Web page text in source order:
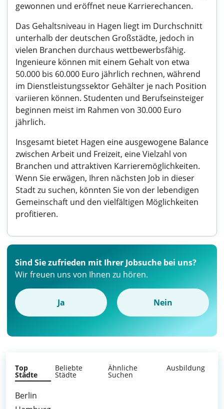
gewonnen und eröffnet neue Karrierechancen.
Das Gehaltsniveau in Hagen liegt im Durchschnitt
unterhalb der deutschen Großstädte, jedoch in
vielen Branchen durchaus wettbewerbsfähig.
Ingenieure können mit einem Gehalt von etwa
50.000 bis 60.000 Euro jährlich rechnen, während
im Dienstleistungssektor Gehälter je nach Position
variieren können. Studenten und Berufseinsteiger
beginnen meist im Rahmen von 30.000 Euro
jährlich.
Insgesamt bietet Hagen eine ausgewogene Balance
zwischen Arbeit und Freizeit, eine Vielzahl von
Branchen und attraktiven Karrieremöglichkeiten.
Wenn Sie erwägen, Ihren nächsten Job in dieser
Stadt zu suchen, könnten Sie von der lebendigen
Gemeinschaft und den vielfältigen Möglichkeiten
profitieren.
Sind Sie zufrieden mit Ihrer Jobsuche bei uns?
Wir freuen uns von Ihnen zu hören.
Ja Nein
Top
Städte
Beliebte
Städte
Ähnliche
Suchen
Ausbildung
Berlin